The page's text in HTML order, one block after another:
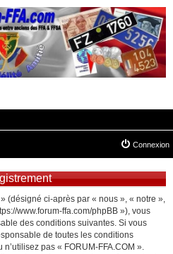
Connexion
(désigné ci-après par « nous », « notre »,
www.forum-ffa.com/phpBB »), vous
des conditions suivantes. Si vous
de toutes les conditions
pas « FORUM-FFA.COM ».